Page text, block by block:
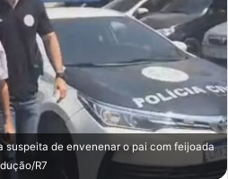
suspeita de envenenar o pai com feijoada
R7